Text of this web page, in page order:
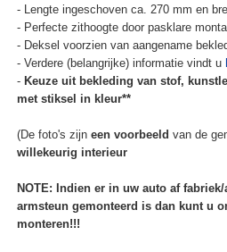
- Lengte ingeschoven ca. 270 mm en
- Perfecte zithoogte door pasklare
- Deksel voorzien van aangename
- Verdere (belangrijke) informatie vindt u
- Keuze uit bekleding van stof,
met stiksel in kleur**
(De foto's zijn een voorbeeld van de
willekeurig interieur
NOTE: Indien er in uw auto af
armsteun gemonteerd is dan kunt u
monteren!!!